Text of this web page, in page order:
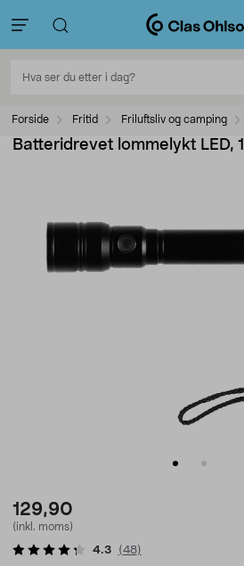
Forside Fritid Friluftsliv og camping
Batteridrevet lommelykt LED,
129,90
(inkl. moms)
4.3 (48)